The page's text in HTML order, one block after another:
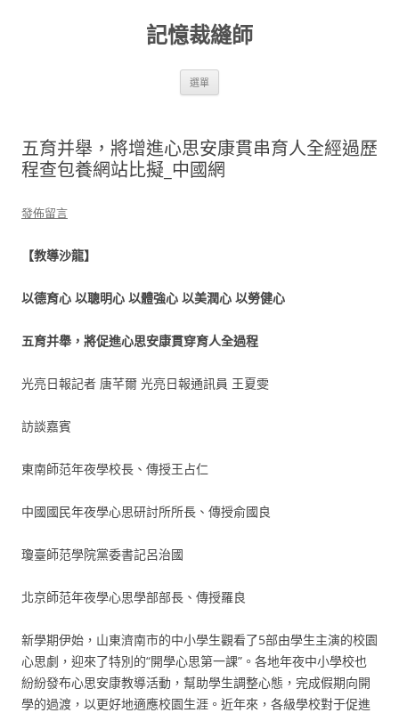
記憶裁縫師
選單
五育并舉，將增進心思安康貫串育人全經過歷
程查包養網站比擬_中國網
發佈留言
【教導沙龍】
以德育心 以聰明心 以體強心 以美潤心 以勞健心
五育并舉，將促進心思安康貫穿育人全過程
光亮日報記者 唐芊爾 光亮日報通訊員 王夏雯
訪談嘉賓
東南師范年夜學校長、傳授王占仁
中國國民年夜學心思研討所所長、傳授俞國良
瓊臺師范學院黨委書記呂治國
北京師范年夜學心思學部部長、傳授羅良
新學期伊始，山東濟南市的中小學生觀看了5部由學生主演的校園
心思劇，迎來了特別的“開學心思第一課”。各地年夜中小學校也
紛紛發布心思安康教導活動，幫助學生調整心態，完成假期向開
學的過渡，以更好地適應校園生涯。近年來，各級學校對于促進